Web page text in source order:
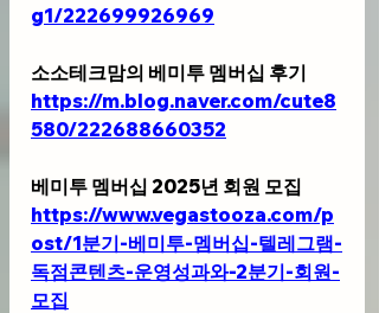
g1/222699926969
소소테크맘의 베미투 멤버십 후기
https://m.blog.naver.com/cute8
580/222688660352
베미투 멤버십 2025년 회원 모집
https://www.vegastooza.com/p
ost/1분기-베미투-멤버십-텔레그램-
독점콘텐츠-운영성과와-2분기-회원-
모집